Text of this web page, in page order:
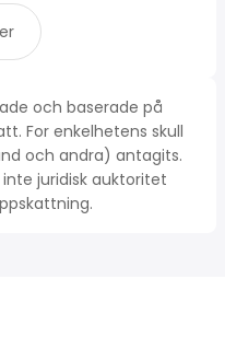
och baserade på
For enkelhetens skull
och andra) antagits.
juridisk auktoritet